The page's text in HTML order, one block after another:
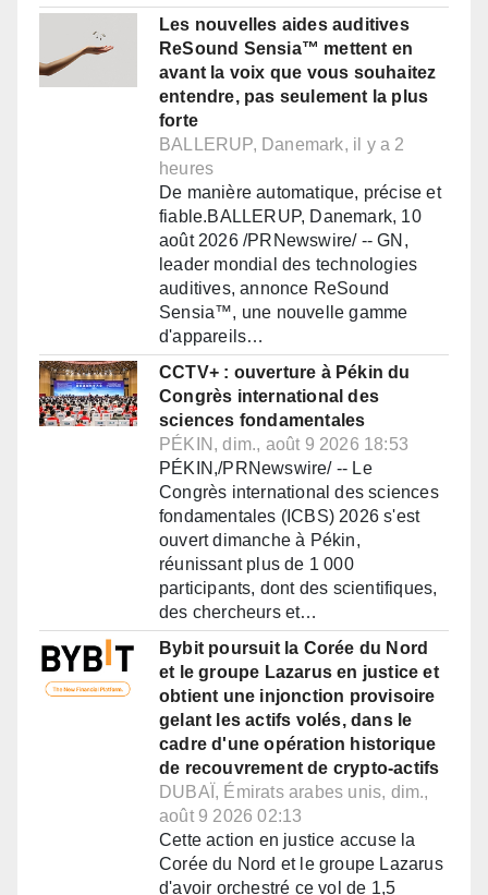
Les nouvelles aides auditives
ReSound Sensia™ mettent en
avant la voix que vous souhaitez
entendre, pas seulement la plus
forte
BALLERUP, Danemark, il y a 2
heures
De manière automatique, précise et
fiable.BALLERUP, Danemark, 10
août 2026 /PRNewswire/ -- GN,
leader mondial des technologies
auditives, annonce ReSound
Sensia™, une nouvelle gamme
d'appareils…
CCTV+ : ouverture à Pékin du
Congrès international des
sciences fondamentales
PÉKIN, dim., août 9 2026 18:53
PÉKIN,/PRNewswire/ -- Le
Congrès international des sciences
fondamentales (ICBS) 2026 s'est
ouvert dimanche à Pékin,
réunissant plus de 1 000
participants, dont des scientifiques,
des chercheurs et…
Bybit poursuit la Corée du Nord
et le groupe Lazarus en justice et
obtient une injonction provisoire
gelant les actifs volés, dans le
cadre d'une opération historique
de recouvrement de crypto-actifs
DUBAÏ, Émirats arabes unis, dim.,
août 9 2026 02:13
Cette action en justice accuse la
Corée du Nord et le groupe Lazarus
d'avoir orchestré ce vol de 1,5